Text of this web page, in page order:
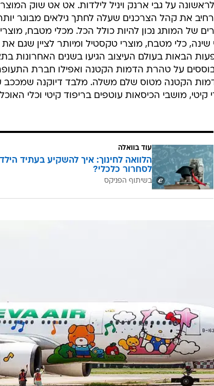
לראשונה על גבי ארנק ויניל לילדות. אט אט שוק
את קהל הצרכנים שעלה לחתך גילאים מבוגר
של המותג נכון להיות כולל הכל. מכלי מטבח,
שינה, כלי מטבח, מוצרי טקסטיל ומיותר לציין שגם
הבאות בעולם העיצוב הגיעו בשנים האחרונות
על טהרת הדמות הקטנה ואפילו חברת התעופה
הקטנה מטוס שלם משלה. מלבד דיוקנה שמככב
קיטי, מושבי הכיסאות עוטפים בריפוד קיטי וכלי
עוד בוואלה
הלוואה לחינוך: איך להשקיע בעתיד
לסחרור כלכלי?
בשיתוף הפניקס